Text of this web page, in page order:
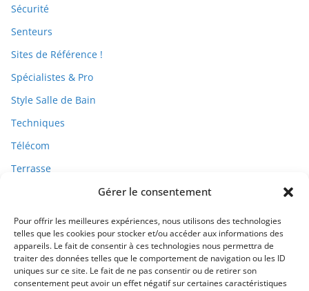
Gérer le consentement
Pour offrir les meilleures expériences, nous utilisons des technologies
telles que les cookies pour stocker et/ou accéder aux informations des
appareils. Le fait de consentir à ces technologies nous permettra de
traiter des données telles que le comportement de navigation ou les ID
uniques sur ce site. Le fait de ne pas consentir ou de retirer son
consentement peut avoir un effet négatif sur certaines caractéristiques
Sécurité
Senteurs
Sites de Référence !
Spécialistes & Pro
Style Salle de Bain
Techniques
Télécom
Terrasse